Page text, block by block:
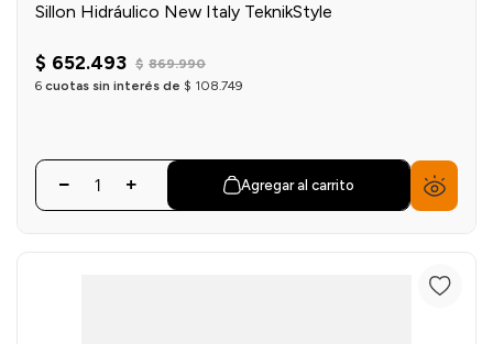
Sillon Hidráulico New Italy TeknikStyle
$ 652.493 $ 869.990
6 cuotas sin interés de $ 108.749
Agregar al carrito